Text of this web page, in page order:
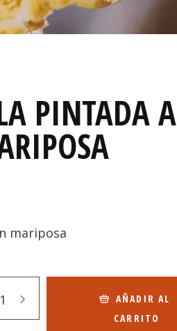
PINTADA A
mariposa
AÑADIR AL
CARRITO